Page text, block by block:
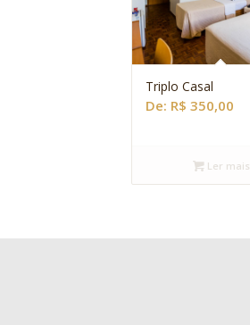
Triplo Casal
De: R$ 350,00
Ler mais